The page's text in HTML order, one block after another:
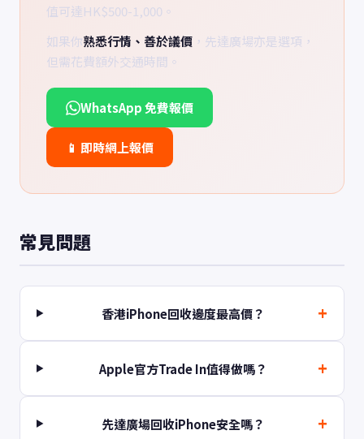
值可達HK$500-1,000。
如果你熟悉行情、善於議價 ，先達廣場亦是選項，
但需花費額外交通時間。
WhatsApp 免費報價
📱 即時網上報價
常見問題
香港iPhone回收邊度最高價？
Apple官方Trade In值得做嗎？
先達廣場回收iPhone安全嗎？